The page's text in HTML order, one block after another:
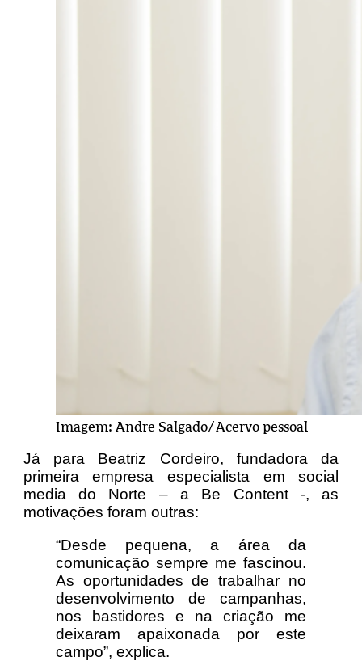
Imagem: Andre Salgado/Acervo pessoal
Já para Beatriz Cordeiro, fundadora da
primeira empresa especialista em social
media do Norte – a Be Content -, as
motivações foram outras:
“Desde pequena, a área da
comunicação sempre me fascinou.
As oportunidades de trabalhar no
desenvolvimento de campanhas,
nos bastidores e na criação me
deixaram apaixonada por este
campo”, explica.